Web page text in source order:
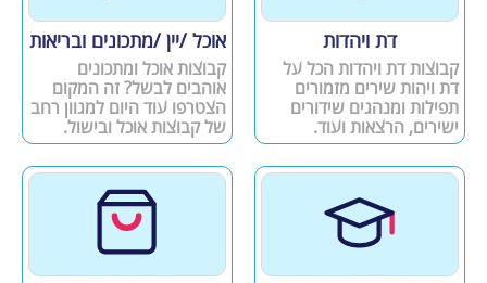
דת ויהדות
קבוצות דת ויהדות הכל על
דת ויהות שירים מזמורים
תפילות ומנהגים שידורים
ישירים, הרצאות ועוד.
אוכל /יין /מתכונים ובריאות
קבוצות אוכל ומתכונים
אוהבים לבשל? זה המקום
הצטרפו עוד היום למגוון רחב
של קבוצות אוכל ובישול.